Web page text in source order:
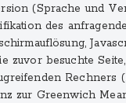
(Sprache und
des
zuvor besuchte
Rechners
zur Greenwich